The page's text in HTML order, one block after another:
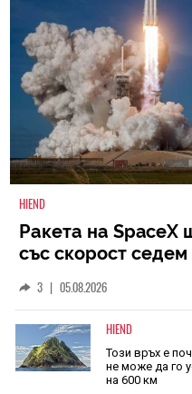
HIEND
Ракета на SpaceX
със скорост
3 | 05.08.2026
HIEND
Този връх е
не може да го
на 600 км